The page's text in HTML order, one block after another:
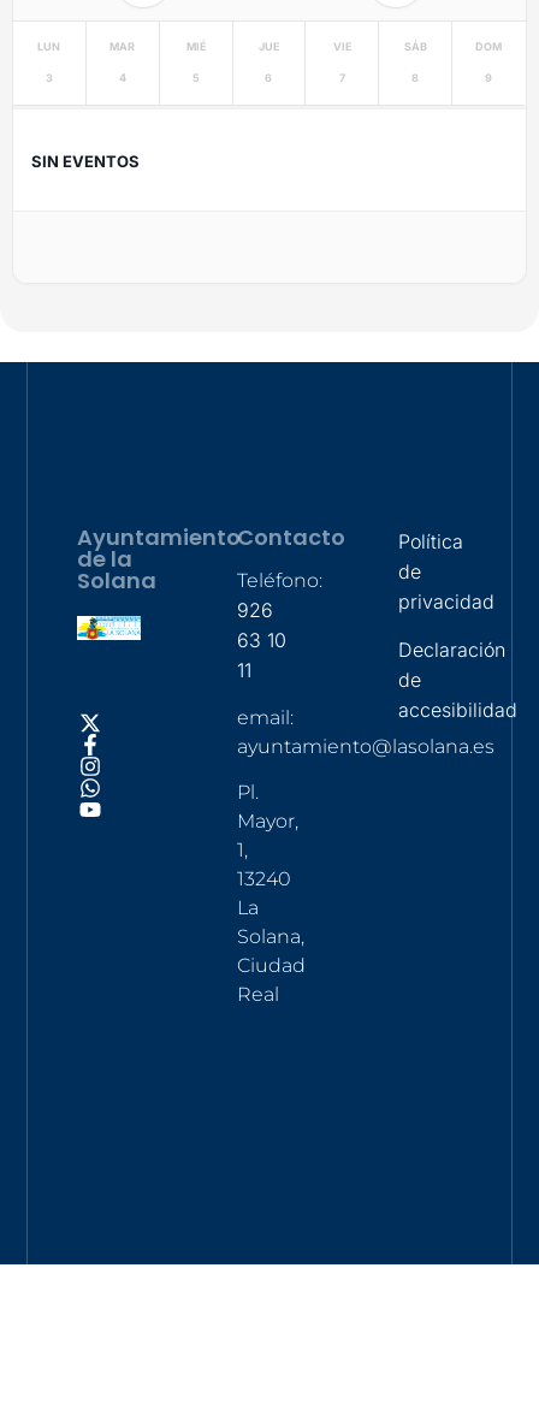
LUN
3
MAR
4
MIÉ
5
JUE
6
VIE
7
SÁB
8
DOM
9
SIN EVENTOS
Ayuntamiento
de la
Solana
Contacto
Teléfono:
926
63 10
11
email:
ayuntamiento@lasolana.es
Pl.
Mayor,
1,
13240
La
Solana,
Ciudad
Real
Política
de
privacidad
Declaración
de
accesibilidad